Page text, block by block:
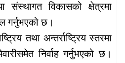
संस्थागत विकासको क्षेत्रमा
गर्नुभएको छ।
तथा अन्तर्राष्ट्रिय स्तरमा
निर्वाह गर्नुभएको छ।